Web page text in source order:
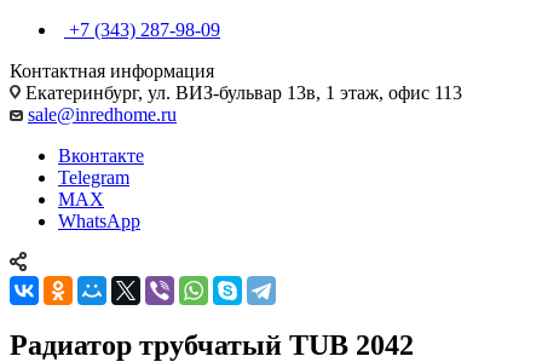
+7 (343) 287-98-09
Контактная информация
Екатеринбург, ул. ВИЗ-бульвар 13в, 1 этаж, офис 113
sale@inredhome.ru
Вконтакте
Telegram
MAX
WhatsApp
Радиатор трубчатый TUB 2042